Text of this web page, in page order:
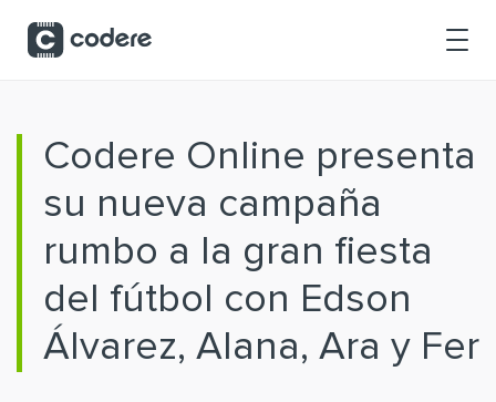
Codere Online presenta
su nueva campaña
rumbo a la gran fiesta
del fútbol con Edson
Álvarez, Alana, Ara y Fer